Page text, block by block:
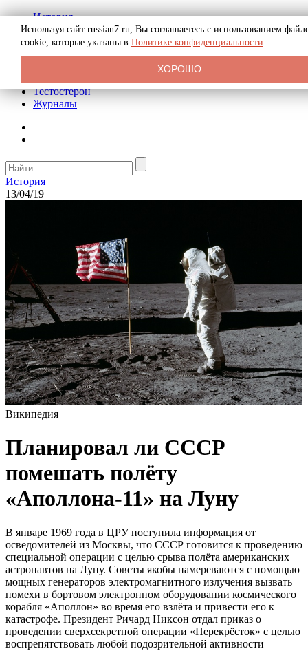
История
Биография
Криминал
Реклама на сайте
Тестостерон
Журналы
История
13/04/19
Википедия
Планировал ли СССР
помешать полёту
«Аполлона-11» на Луну
В январе 1969 года в ЦРУ поступила информация от
осведомителей из Москвы, что СССР готовится к проведению
специальной операции с целью срыва полёта американских
астронавтов на Луну. Советы якобы намереваются с помощью
мощных генераторов электромагнитного излучения вызвать
помехи в бортовом электронном оборудовании космического
корабля «Аполлон» во время его взлёта и привести его к
катастрофе. Президент Ричард Никсон отдал приказ о
проведении сверхсекретной операции «Перекрёсток» с целью
воспрепятствовать любой подозрительной активности
Используя сайт russian7.ru, Вы соглашаетесь с использованием
cookie, которые указаны в Политике конфиденциальности
ХОРОШО